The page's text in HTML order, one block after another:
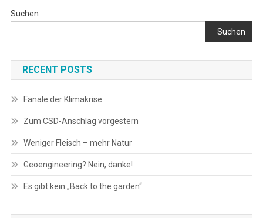
Suchen
Suchen
RECENT POSTS
Fanale der Klimakrise
Zum CSD-Anschlag vorgestern
Weniger Fleisch – mehr Natur
Geoengineering? Nein, danke!
Es gibt kein „Back to the garden“